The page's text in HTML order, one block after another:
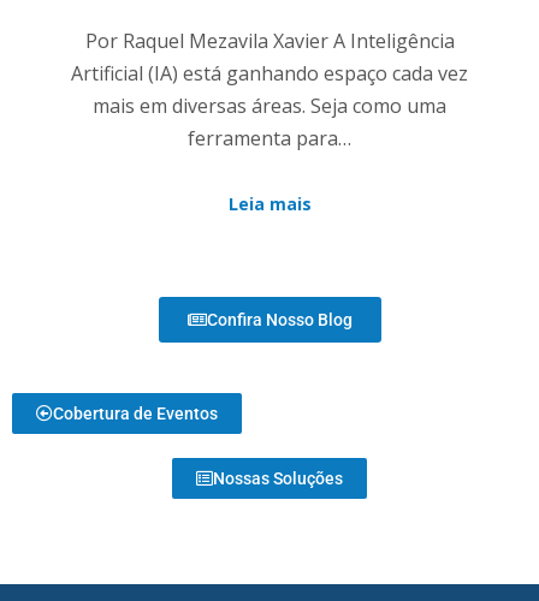
Por Raquel Mezavila Xavier A Inteligência
Artificial (IA) está ganhando espaço cada vez
mais em diversas áreas. Seja como uma
ferramenta para…
Leia mais
Confira Nosso Blog
Cobertura de Eventos
Nossas Soluções